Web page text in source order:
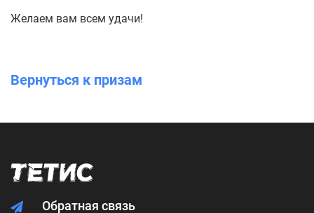
Желаем вам всем удачи!
Вернуться к призам
Обратная связь